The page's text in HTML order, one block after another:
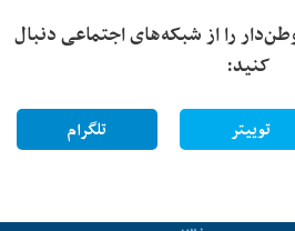
را از شبکه‌های اجتماعی دنبال
کنید:
توییتر تلگرام